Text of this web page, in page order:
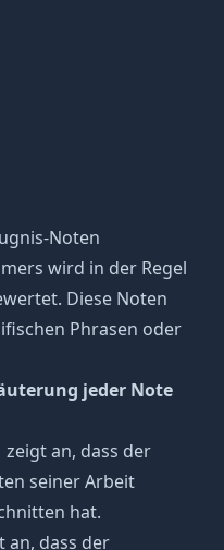
Noten
wird in der Regel
Diese Noten
Phrasen oder
jeder Note
zeigt an, dass der
seiner Arbeit
hat.
an, dass der